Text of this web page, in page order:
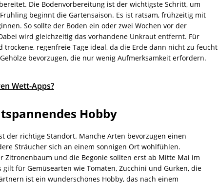
Die Bodenvorbereitung ist der wichtigste Schritt, um
beginnt die Gartensaison. Es ist ratsam, frühzeitig mit
So sollte der Boden ein oder zwei Wochen vor der
wird gleichzeitig das vorhandene Unkraut entfernt. Für
regenfreie Tage ideal, da die Erde dann nicht zu feucht
bevorzugen, die nur wenig Aufmerksamkeit erfordern.
Wett-Apps?
Hobby
der richtige Standort. Manche Arten bevorzugen einen
Sträucher sich an einem sonnigen Ort wohlfühlen.
Zitronenbaum und die Begonie sollten erst ab Mitte Mai im
für Gemüsearten wie Tomaten, Zucchini und Gurken, die
ist ein wunderschönes Hobby, das nach einem